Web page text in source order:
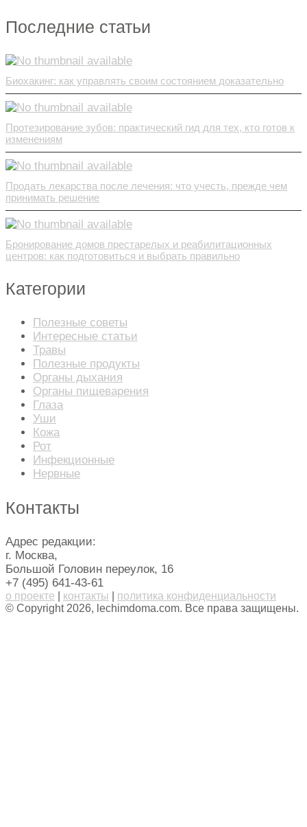
Последние статьи
Биохакинг: как управлять своим состоянием доказательно
Протезирование зубов: практический гид для тех, кто готов к
изменениям
Продать лекарства после лечения: что учесть, прежде чем
принимать решение
Бронирование домов престарелых и реабилитационных
центров: как подготовиться и выбрать правильно
Категории
Полезные советы
Интересные статьи
Травы
Полезные продукты
Органы дыхания
Органы пищеварения
Глаза
Уши
Кожа
Рот
Инфекционные
Нервные
Контакты
Адрес редакции:
г. Москва,
Большой Головин переулок, 16
+7 (495) 641-43-61
о проекте контакты
политика конфиденциальности
© Copyright 2026, lechimdoma.com. Все права защищены.